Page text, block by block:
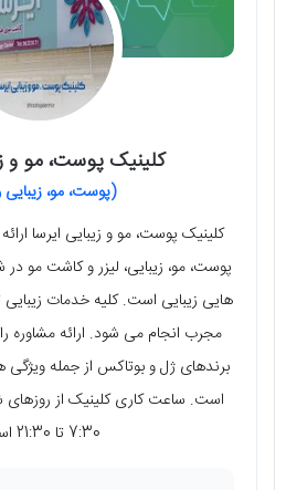
کلینیک پوست، مو و
(پوست، مو، زیبایی
کلینیک پوست، مو و زیبایی ایرسا
پوست، مو، زیبایی، لیزر و کاشت مو در
هایی زیبایی است. کلیه خدمات
مجرب انجام می شود. ارائه مشاوره
برندهای ژل و بوتاکس از جمله ویژگی
است. ساعت کاری کلینیک از روزهای
7:30 تا 21:30 است.